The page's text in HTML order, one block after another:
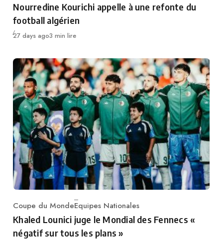
Nourredine Kourichi appelle à une refonte du
football algérien
Publié
27 days ago3 min lire
Category
Coupe du MondeEquipes Nationales
Khaled Lounici juge le Mondial des Fennecs «
négatif sur tous les plans »